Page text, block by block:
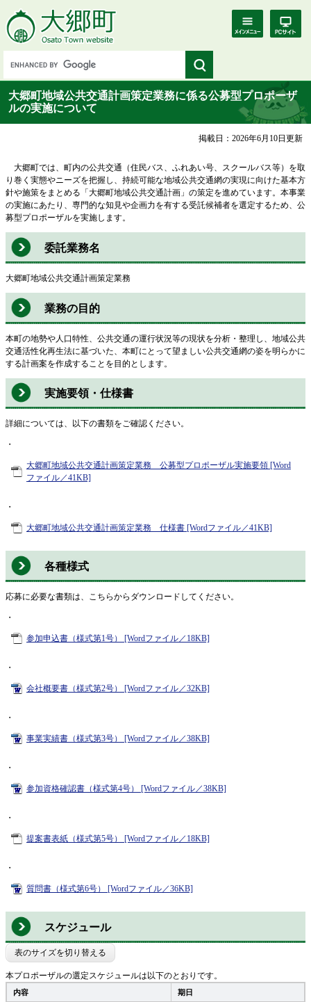
大郷町地域公共交通計画策定業務に係る公募型プロポーザ
ルの実施について
掲載日：2026年6月10日更新
大郷町では、町内の公共交通（住民バス、ふれあい号、スクールバス等）を取
り巻く実態やニーズを把握し、持続可能な地域公共交通網の実現に向けた基本方
針や施策をまとめる「大郷町地域公共交通計画」の策定を進めています。本事業
の実施にあたり、専門的な知見や企画力を有する受託候補者を選定するため、公
募型プロポーザルを実施します。
委託業務名
大郷町地域公共交通計画策定業務
業務の目的
本町の地勢や人口特性、公共交通の運行状況等の現状を分析・整理し、地域公共
交通活性化再生法に基づいた、本町にとって望ましい公共交通網の姿を明らかに
する計画案を作成することを目的とします。
実施要領・仕様書
詳細については、以下の書類をご確認ください。
・
大郷町地域公共交通計画策定業務 公募型プロポーザル実施要領 [Word
ファイル／41KB]
・
大郷町地域公共交通計画策定業務 仕様書 [Wordファイル／41KB]
各種様式
応募に必要な書類は、こちらからダウンロードしてください。
・
参加申込書（様式第1号） [Wordファイル／18KB]
・
会社概要書（様式第2号） [Wordファイル／32KB]
・
事業実績書（様式第3号） [Wordファイル／38KB]
・
参加資格確認書（様式第4号） [Wordファイル／38KB]
・
提案書表紙（様式第5号） [Wordファイル／18KB]
・
質問書（様式第6号） [Wordファイル／36KB]
スケジュール
表のサイズを切り替える
本プロポーザルの選定スケジュールは以下のとおりです。
内容 期日